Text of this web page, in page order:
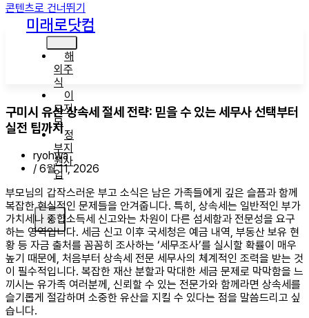
콘텐츠로 건너뛰기
미래로닷컴
해
외주
식
이
모저
모
정
부지
원사
업
X
구미시 유산 상속세 절세 전략: 믿을 수 있는 세무사 선택부터
실전 팁까지
ryohwa
/ 6월 11, 2026
부모님의 갑작스러운 부고 소식은 남은 가족들에게 깊은 슬픔과 함께
복잡한 현실적인 문제들을 안겨줍니다. 특히, 상속세는 일반적인 부가
가치세나 종합소득세 신고와는 차원이 다른 섬세함과 전문성을 요구
하는 영역입니다. 세금 신고 이후 국세청은 예금 내역, 부동산 보유 현
황 등 자금 출처를 꼼꼼히 조사하는 ‘세무조사’를 실시할 확률이 매우
높기 때문에, 처음부터 상속세 전문 세무사의 체계적인 조력을 받는 것
이 필수적입니다. 복잡한 재산 분할과 막대한 세금 문제로 막막함을 느
끼시는 유가족 여러분께, 신뢰할 수 있는 전문가와 함께라면 상속세를
슬기롭게 절감하며 소중한 유산을 지킬 수 있다는 점을 말씀드리고 싶
습니다.